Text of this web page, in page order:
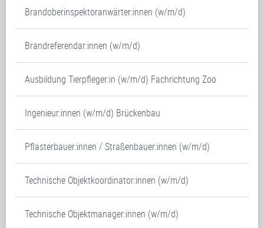
Brandoberinspektoranwärter:innen (w/m/d)
Brandreferendar:innen (w/m/d)
Ausbildung Tierpfleger:in (w/m/d) Fachrichtung Zoo
Ingenieur:innen (w/m/d) Brückenbau
Pflasterbauer:innen / Straßenbauer:innen (w/m/d)
Technische Objektkoordinator:innen (w/m/d)
Technische Objektmanager:innen (w/m/d)